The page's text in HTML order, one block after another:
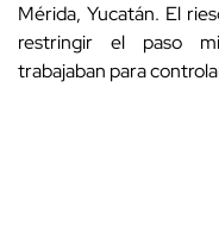
Mérida, Yucatán. El
restringir el paso
trabajaban para